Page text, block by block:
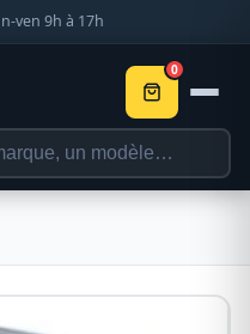
ven 9h à 17h
0